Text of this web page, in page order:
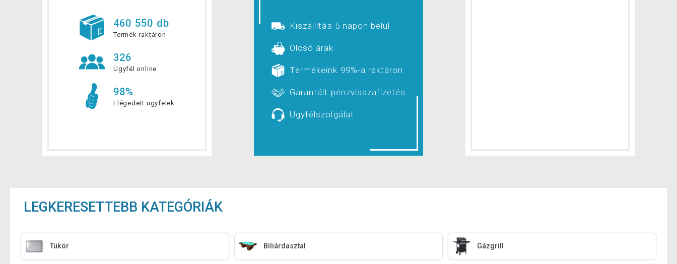
460 550 db
Termék raktáron
326
Ügyfél online
98%
Elégedett ügyfelek
Kiszállítás 5 napon belül
Olcsó árak
Termékeink 99%-a raktáron
Garantált pénzvisszafizetés
Ügyfélszolgálat
LEGKERESETTEBB KATEGÓRIÁK
Tükör Biliárdasztal Gázgrill